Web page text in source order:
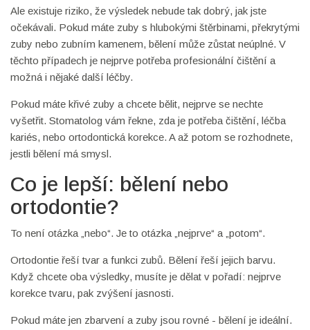
Ale existuje riziko, že výsledek nebude tak dobrý, jak jste
očekávali. Pokud máte zuby s hlubokými štěrbinami, překrytými
zuby nebo zubním kamenem, bělení může zůstat neúplné. V
těchto případech je nejprve potřeba profesionální čištění a
možná i nějaké další léčby.
Pokud máte křivé zuby a chcete bělit, nejprve se nechte
vyšetřit. Stomatolog vám řekne, zda je potřeba čištění, léčba
kariés, nebo ortodontická korekce. A až potom se rozhodnete,
jestli bělení má smysl.
Co je lepší: bělení nebo
ortodontie?
To není otázka „nebo“. Je to otázka „nejprve“ a „potom“.
Ortodontie řeší tvar a funkci zubů. Bělení řeší jejich barvu.
Když chcete oba výsledky, musíte je dělat v pořadí: nejprve
korekce tvaru, pak zvýšení jasnosti.
Pokud máte jen zbarvení a zuby jsou rovné - bělení je ideální.